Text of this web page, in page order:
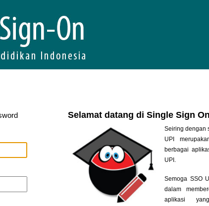
Selamat datang di Single Sign
Seiring dengan
UPI
berbagai
UPI.
Semoga SSO
dalam
aplikasi